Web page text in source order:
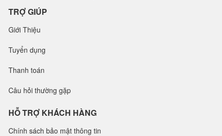
TRỢ GIÚP
Giới Thiệu
Tuyển dụng
Thanh toán
Câu hỏi thường gặp
HỖ TRỢ KHÁCH HÀNG
Chính sách bảo mật thông tin